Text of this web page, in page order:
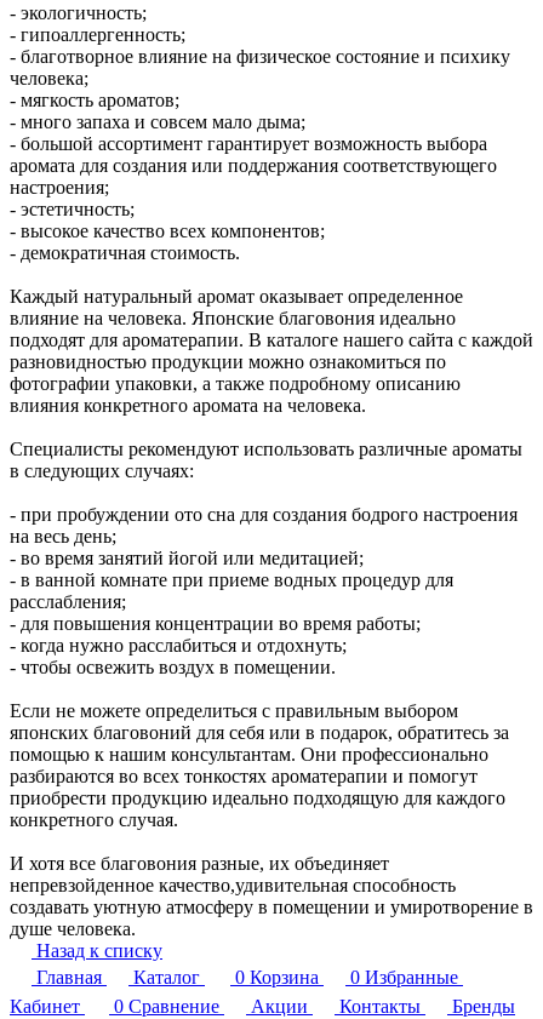
- экологичность;
- гипоаллергенность;
- благотворное влияние на физическое состояние и психику
человека;
- мягкость ароматов;
- много запаха и совсем мало дыма;
- большой ассортимент гарантирует возможность выбора
аромата для создания или поддержания соответствующего
настроения;
- эстетичность;
- высокое качество всех компонентов;
- демократичная стоимость.
Каждый натуральный аромат оказывает определенное
влияние на человека. Японские благовония идеально
подходят для ароматерапии. В каталоге нашего сайта с каждой
разновидностью продукции можно ознакомиться по
фотографии упаковки, а также подробному описанию
влияния конкретного аромата на человека.
Специалисты рекомендуют использовать различные ароматы
в следующих случаях:
- при пробуждении ото сна для создания бодрого настроения
на весь день;
- во время занятий йогой или медитацией;
- в ванной комнате при приеме водных процедур для
расслабления;
- для повышения концентрации во время работы;
- когда нужно расслабиться и отдохнуть;
- чтобы освежить воздух в помещении.
Если не можете определиться с правильным выбором
японских благовоний для себя или в подарок, обратитесь за
помощью к нашим консультантам. Они профессионально
разбираются во всех тонкостях ароматерапии и помогут
приобрести продукцию идеально подходящую для каждого
конкретного случая.
И хотя все благовония разные, их объединяет
непревзойденное качество,удивительная способность
создавать уютную атмосферу в помещении и умиротворение в
душе человека.
Назад к списку
Главная
Каталог 0 Корзина 0 Избранные
Кабинет
0 Сравнение Акции Контакты Бренды